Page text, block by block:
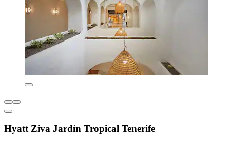
Hyatt Ziva Jardín Tropical Tenerife